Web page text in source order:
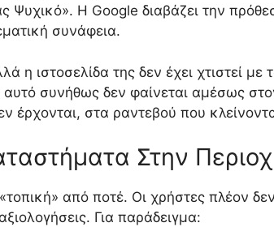
Ψυχικό». Η Google διαβάζει την
συνάφεια.
η ιστοσελίδα της δεν έχει χτιστεί με
συνήθως δεν φαίνεται αμέσως
έρχονται, στα ραντεβού που
Στην
από ποτέ. Οι χρήστες πλέον
Για παράδειγμα: